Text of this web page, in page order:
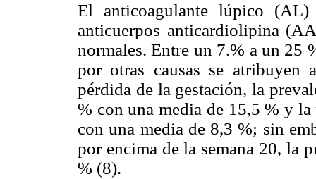
El anticoagulante lúpico
anticuerpos anticardiolipina
normales. Entre un 7.% a un 25
por otras causas se atribuyen
pérdida de la gestación, la
% con una media de 15,5 % y
con una media de 8,3 %; sin
por encima de la semana 20, la
% (8).